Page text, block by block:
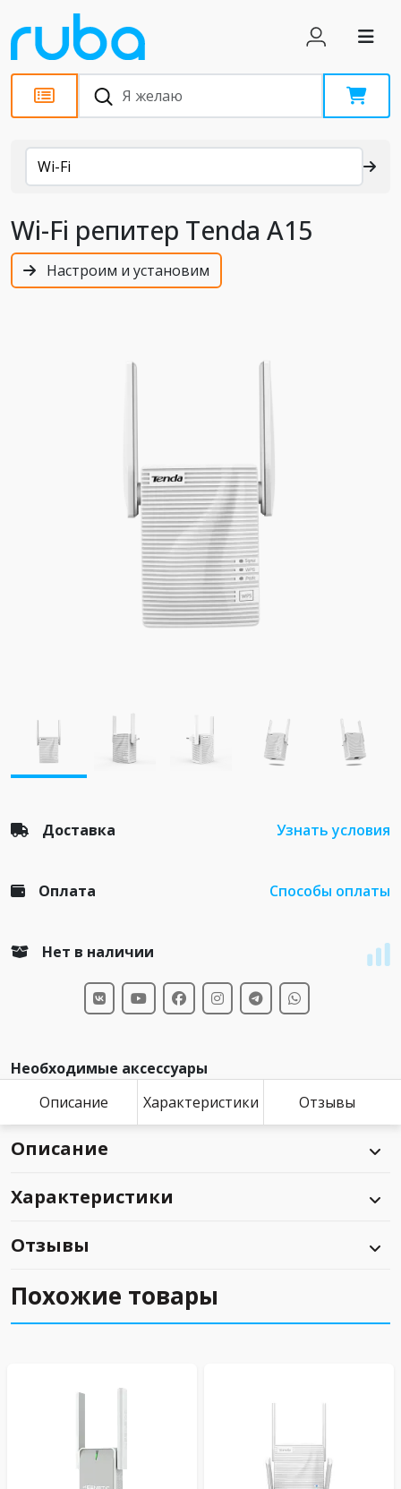
Каталог
Wi-Fi
Wi-Fi репитер Tenda A15
Настроим и установим
Доставка Узнать условия
Оплата Способы оплаты
Нет в наличии
Необходимые аксессуары
Описание
Характеристики Отзывы
Описание
Характеристики
Отзывы
Похожие товары